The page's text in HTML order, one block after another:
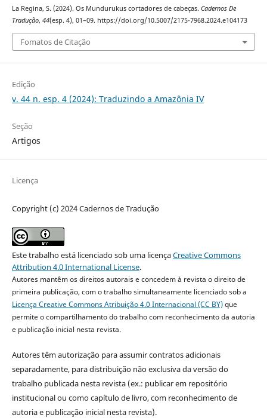
La Regina, S. (2024). Os Mundurukus cortadores de cabeças. Cadernos De
Tradução, 44(esp. 4), 01–09. https://doi.org/10.5007/2175-7968.2024.e104173
Fomatos de Citação
Edição
v. 44 n. esp. 4 (2024): Traduzindo a Amazônia IV
Seção
Artigos
Licença
Copyright (c) 2024 Cadernos de Tradução
Este trabalho está licenciado sob uma licençaCreative Commons
Attribution 4.0 International License.
Autores mantêm os direitos autorais e concedem à revista o direito de
primeira publicação, com o trabalho simultaneamente licenciado sob a
Licença Creative Commons Atribuição 4.0 Internacional (CC BY)que
permite o compartilhamento do trabalho com reconhecimento da autoria
e publicação inicial nesta revista.
Autores têm autorização para assumir contratos adicionais
separadamente, para distribuição não exclusiva da versão do
trabalho publicada nesta revista (ex.: publicar em repositório
institucional ou como capítulo de livro, com reconhecimento de
autoria e publicação inicial nesta revista).